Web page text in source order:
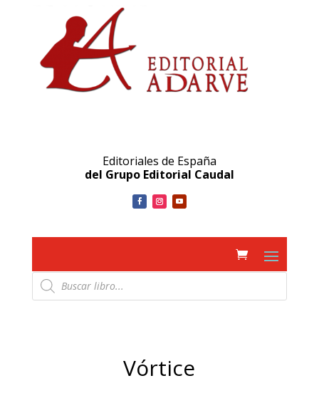
Editoriales de España
del Grupo Editorial Caudal
Búsqueda
de
productos
Vórtice